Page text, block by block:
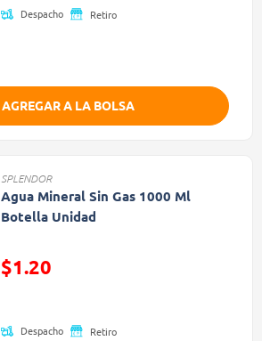
Despacho Retiro
AGREGAR A LA BOLSA
SPLENDOR
Agua Mineral Sin Gas 1000 Ml
Botella Unidad
Precio reducido de
$1.20
Despacho Retiro